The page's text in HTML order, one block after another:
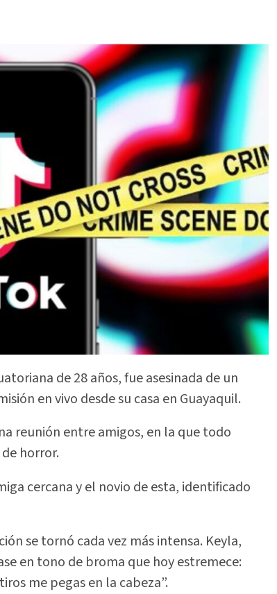
de 28 años, fue asesinada de un
en vivo desde su casa en Guayaquil.
reunión entre amigos, en la que todo
horror.
cercana y el novio de esta, identificado
se tornó cada vez más intensa. Keyla,
en tono de broma que hoy estremece:
me pegas en la cabeza”.